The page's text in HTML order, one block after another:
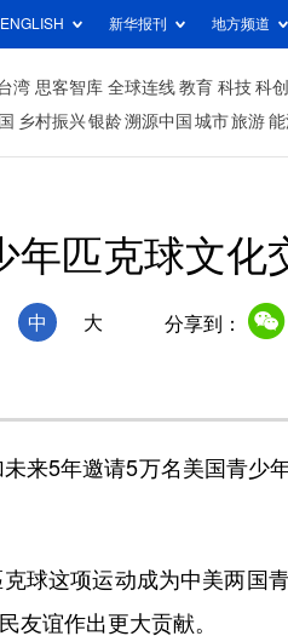
ENGLISH 新华报刊 地方频道
湾 思客智库 全球连线 教育 科技 科创
乡村振兴银龄溯源中国 城市旅游 能
年匹克球文化
中 大 分享到：
5年邀请5万名美国青少年
这项运动成为中美两国
友谊作出更大贡献。